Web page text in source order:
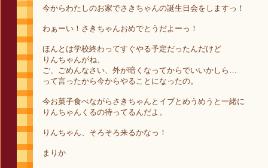
今からわたしのお家でさきちゃんの誕生日会をしますっ！
わぁーい！さきちゃんおめでとうだよーっ！
ほんとは学校終わってすぐやる予定だったんだけど
りんちゃんがね、
ご、ごめんなさい、外が暗くなってからでいいかしら…
って言ったから今からやることになったの。
今お菓子食べながらさきちゃんとイブとめうめうと一緒に
りんちゃんくるの待ってるんだよ。
りんちゃん、そろそろ来るかなっ！
まりか